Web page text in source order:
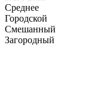
Среднее
Городской
Смешанный
Загородный